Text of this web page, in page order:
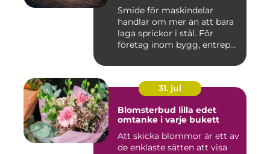
Smide för maskindelar
handlar om mer än att bara
laga sprickor i stål. För
företag inom bygg, entrep...
31. jul
Blomsterbud lilla edet
omtanke i varje bukett
Att skicka blommor är ett av
de enklaste sätten att visa